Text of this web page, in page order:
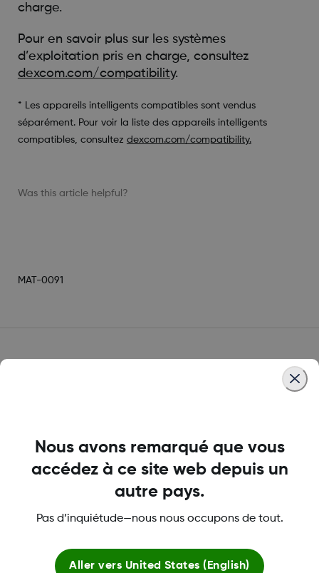
charge.
Pour en savoir plus sur les systèmes
d’exploitation pris en charge, consultez
dexcom.com/compatibility.
* Les appareils intelligents compatibles sont vendus
séparément. Pour voir la liste des appareils intelligents
compatibles, consultez dexcom.com/compatibility.
Was this article helpful?
MAT-0091
Remboursement et soutien
relativement à l'assurance
Un récapitulatif des ressources en ligne et
spécialistes en assurance.
Nous avons remarqué que vous
accédez à ce site web depuis un
autre pays.
Pas d’inquiétude—nous nous occupons de tout.
Aller vers United States (English)